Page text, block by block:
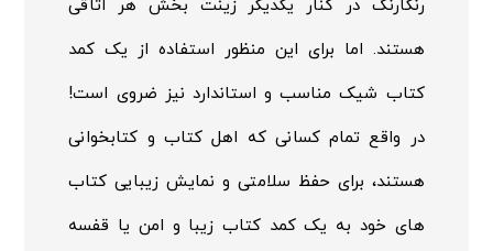
رنگارنگ در کنار یکدیگر زینت بخش هر اتاقی
هستند. اما برای این منظور استفاده از یک کمد
کتاب شیک مناسب و استاندارد نیز ضروی است!
در واقع تمام کسانی که اهل کتاب و کتابخوانی
هستند، برای حفظ سلامتی و نمایش زیبایی کتاب
های خود به یک کمد کتاب زیبا و امن یا قفسه